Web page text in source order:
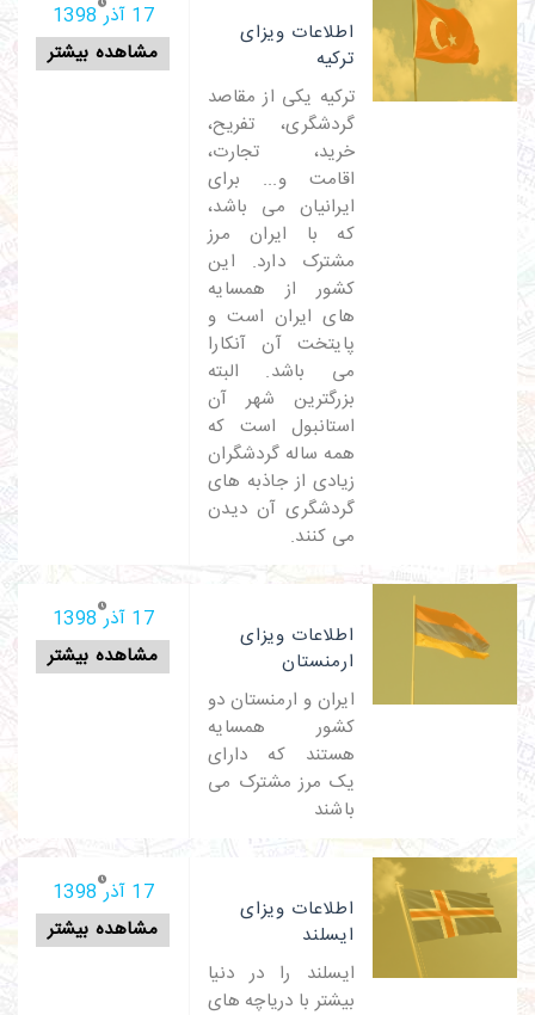
17 آذر 1398
مشاهده بیشتر
اطلاعات ویزای
ترکیه
ترکیه یکی از مقاصد
گردشگری، تفریح،
خرید، تجارت،
اقامت و... برای
ایرانیان می باشد،
که با ایران مرز
مشترک دارد. این
کشور از همسایه
های ایران است و
پایتخت آن آنکارا
می باشد. البته
بزرگترین شهر آن
استانبول است که
همه ساله گردشگران
زیادی از جاذبه های
گردشگری آن دیدن
می کنند.
17 آذر 1398
مشاهده بیشتر
اطلاعات ویزای
ارمنستان
ایران و ارمنستان دو
کشور همسایه
هستند که دارای
یک مرز مشترک می
باشند
17 آذر 1398
مشاهده بیشتر
اطلاعات ویزای
ایسلند
ایسلند را در دنیا
بیشتر با دریاچه های